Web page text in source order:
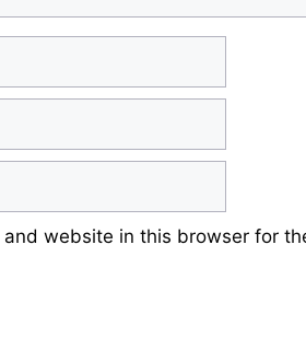
and website in this browser for